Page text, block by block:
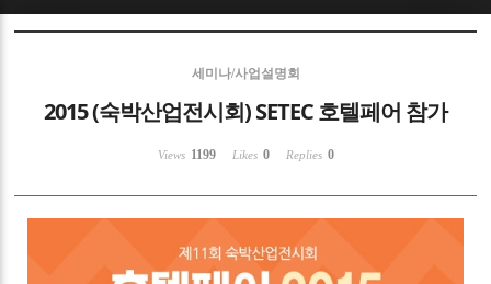
세미나/사업설명회
2015 (숙박산업전시회) SETEC 호텔페어 참가
Views 1199 Likes 0 Replies 0
Sketchbook5, 스케치북5
Sketchbook5, 스케치북5